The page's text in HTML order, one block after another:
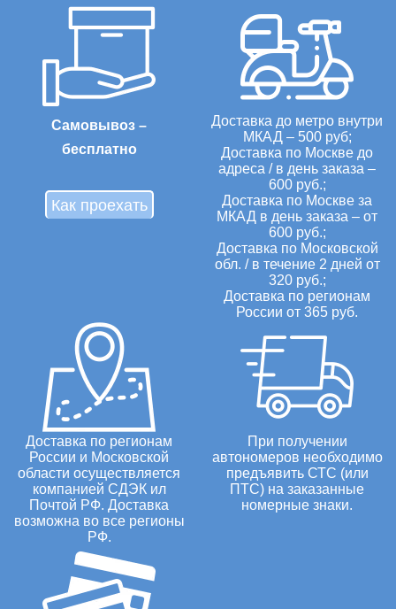
Самовывоз –
бесплатно
Как проехать
Доставка до метро внутри
МКАД – 500 руб;
Доставка по Москве до
адреса / в день заказа –
600 руб.;
Доставка по Москве за
МКАД в день заказа – от
600 руб.;
Доставка по Московской
обл. / в течение 2 дней от
320 руб.;
Доставка по регионам
России от 365 руб.
Доставка по регионам
России и Московской
области осуществляется
компанией СДЭК ил
Почтой РФ. Доставка
возможна во все регионы
РФ.
При получении
автономеров необходимо
предъявить СТС (или
ПТС) на заказанные
номерные знаки.